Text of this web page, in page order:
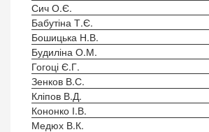
Сич О.Є.
Бабутіна Т.Є.
Бошицька Н.В.
Будиліна О.М.
Гогоці Є.Г.
Зенков В.С.
Кліпов В.Д.
Кононко І.В.
Медюх В.К.